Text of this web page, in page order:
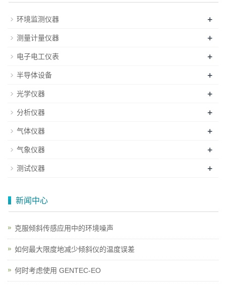
环境监测仪器 +
测量计量仪器 +
电子电工仪表 +
半导体设备 +
光学仪器 +
分析仪器 +
气体仪器 +
气象仪器 +
测试仪器 +
新闻中心
克服倾斜传感应用中的环境噪声
如何最大限度地减少倾斜仪的温度误差
何时考虑使用 GENTEC-EO